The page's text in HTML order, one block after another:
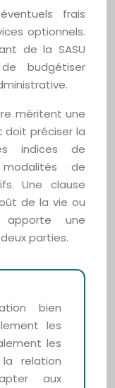
frais
optionnels.
de la SASU
budgétiser
méritent une
doit préciser la
indices de
de
Une clause
de la vie ou
une
parties.
bien
les
les
relation
aux